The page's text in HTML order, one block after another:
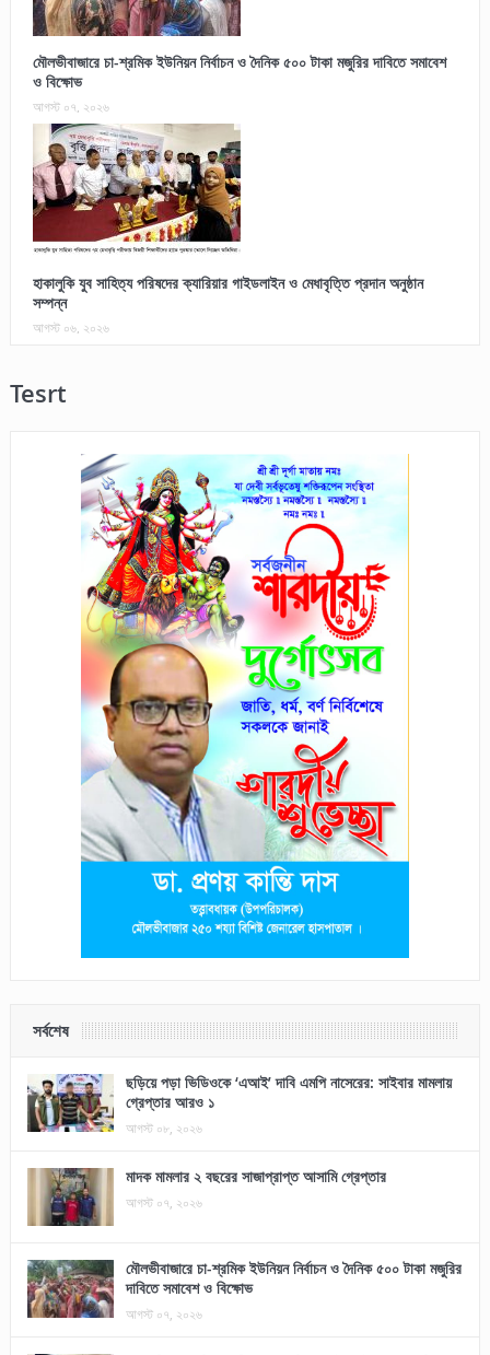
মৌলভীবাজারে চা-শ্রমিক ইউনিয়ন নির্বাচন ও দৈনিক ৫০০ টাকা মজুরির দাবিতে সমাবেশ
ও বিক্ষোভ
আগস্ট ০৭, ২০২৬
হাকালুকি যুব সাহিত্য পরিষদের ক্যারিয়ার গাইডলাইন ও মেধাবৃত্তি প্রদান অনুষ্ঠান
সম্পন্ন
আগস্ট ০৬, ২০২৬
Tesrt
সর্বশেষ
ছড়িয়ে পড়া ভিডিওকে ‘এআই’ দাবি এমপি নাসেরের: সাইবার মামলায়
গ্রেপ্তার আরও ১
আগস্ট ০৮, ২০২৬
মাদক মামলার ২ বছরের সাজাপ্রাপ্ত আসামি গ্রেপ্তার
আগস্ট ০৭, ২০২৬
মৌলভীবাজারে চা-শ্রমিক ইউনিয়ন নির্বাচন ও দৈনিক ৫০০ টাকা মজুরির
দাবিতে সমাবেশ ও বিক্ষোভ
আগস্ট ০৭, ২০২৬